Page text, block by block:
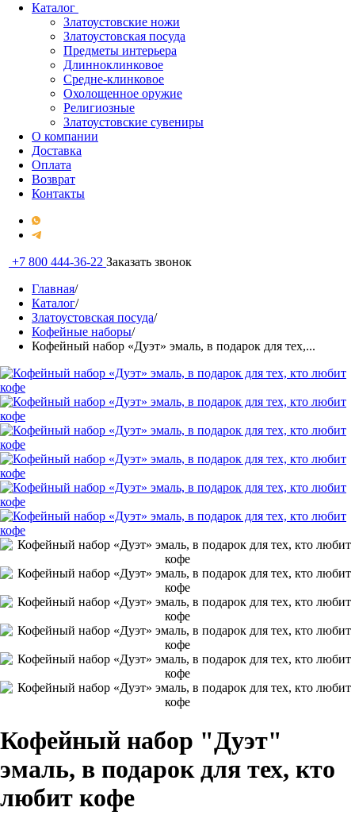
Каталог
Златоустовские ножи
Златоустовская посуда
Предметы интерьера
Длинноклинковое
Средне-клинковое
Охолощенное оружие
Религиозные
Златоустовские сувениры
О компании
Доставка
Оплата
Возврат
Контакты
+7 800 444-36-22 Заказать звонок
Главная/
Каталог/
Златоустовская посуда/
Кофейные наборы/
Кофейный набор «Дуэт» эмаль, в подарок для тех,...
Кофейный набор "Дуэт"
эмаль, в подарок для тех, кто
любит кофе